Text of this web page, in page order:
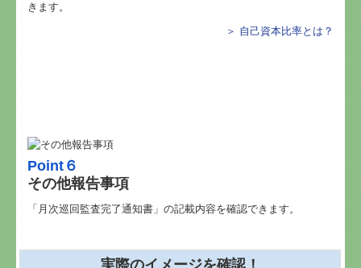
きます。
＞ 自己資本比率とは ？
Point６
その他報告事項
「月次巡回監査完了通知書」の記載内容を確認できます。